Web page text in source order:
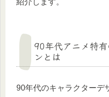
紹介します。
90年代アニメ特
ンとは
90年代のキャラクターデ